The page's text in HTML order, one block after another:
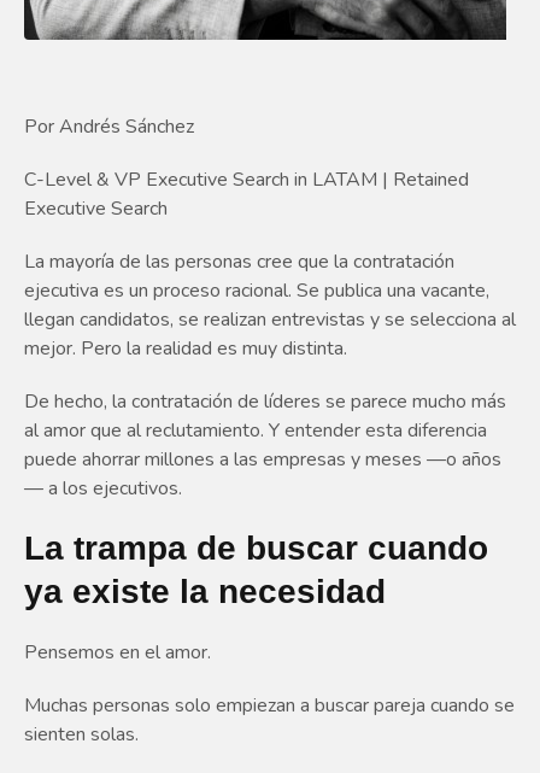
Por Andrés Sánchez
C-Level & VP Executive Search in LATAM | Retained
Executive Search
La mayoría de las personas cree que la contratación
ejecutiva es un proceso racional. Se publica una vacante,
llegan candidatos, se realizan entrevistas y se selecciona al
mejor. Pero la realidad es muy distinta.
De hecho, la contratación de líderes se parece mucho más
al amor que al reclutamiento. Y entender esta diferencia
puede ahorrar millones a las empresas y meses —o años
— a los ejecutivos.
La trampa de buscar cuando
ya existe la necesidad
Pensemos en el amor.
Muchas personas solo empiezan a buscar pareja cuando se
sienten solas.